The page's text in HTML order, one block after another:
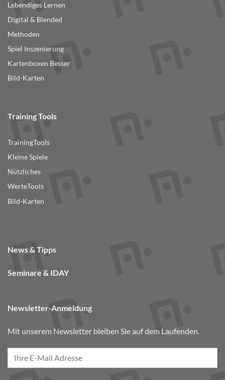
Lebendiges Lernen
Digital & Blended
Methoden
Spiel Inszenierung
Kartenboxen Besser
Bild-Karten
Training Tools
TrainingTools
Kleine Spiele
Nützliches
WerteTools
Bild-Karten
News & Tipps
Seminare & IDAY
Newsletter-Anmeldung
Mit unserem Newsletter bleiben Sie auf dem Laufenden.